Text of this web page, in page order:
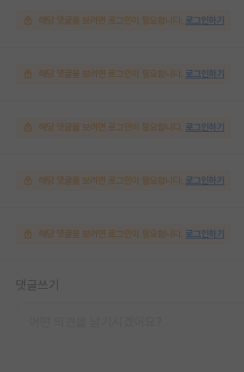
해당 댓글을 보려면 로그인이 필요합니다. 로그인하기
해당 댓글을 보려면 로그인이 필요합니다. 로그인하기
해당 댓글을 보려면 로그인이 필요합니다. 로그인하기
해당 댓글을 보려면 로그인이 필요합니다. 로그인하기
해당 댓글을 보려면 로그인이 필요합니다. 로그인하기
댓글쓰기